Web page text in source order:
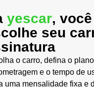
yescar, você
seu
o carro, defina o
e o tempo de
uma mensalidade fixa e